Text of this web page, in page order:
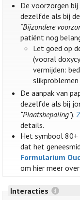
De voorzorgen
dezelfde als bij
“Bijzondere
patiënt nog
Let goed op
(vooral
vermijden:
De aanpak van
dezelfde als bij
“Plaatsbepaling”).
details.
Het symbool
dat het
Formularium
om hier meer
Interacties